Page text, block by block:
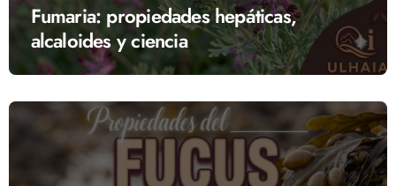
Fumaria: propiedades hepáticas,
alcaloides y ciencia